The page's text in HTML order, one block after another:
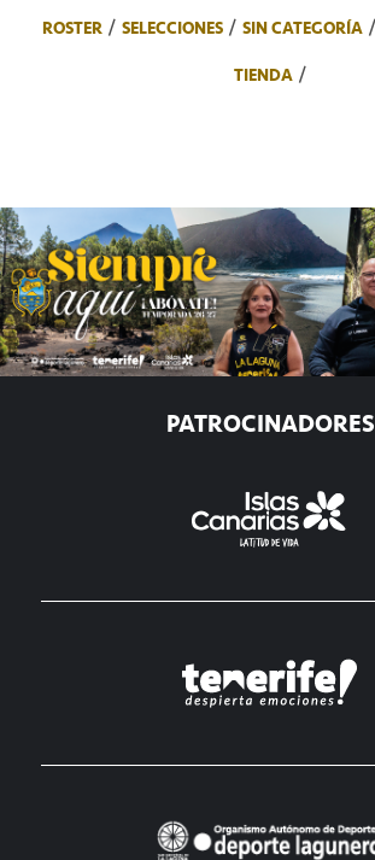
ROSTER SELECCIONES SIN CATEGORÍA
TIENDA
PATROCINADORES